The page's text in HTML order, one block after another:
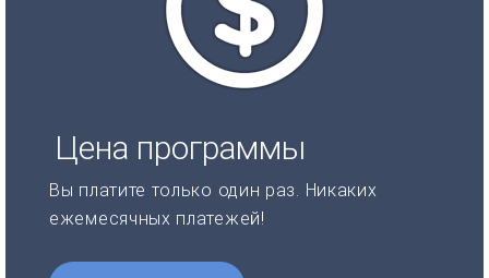
Цена программы
Вы платите только один раз. Никаких
ежемесячных платежей!